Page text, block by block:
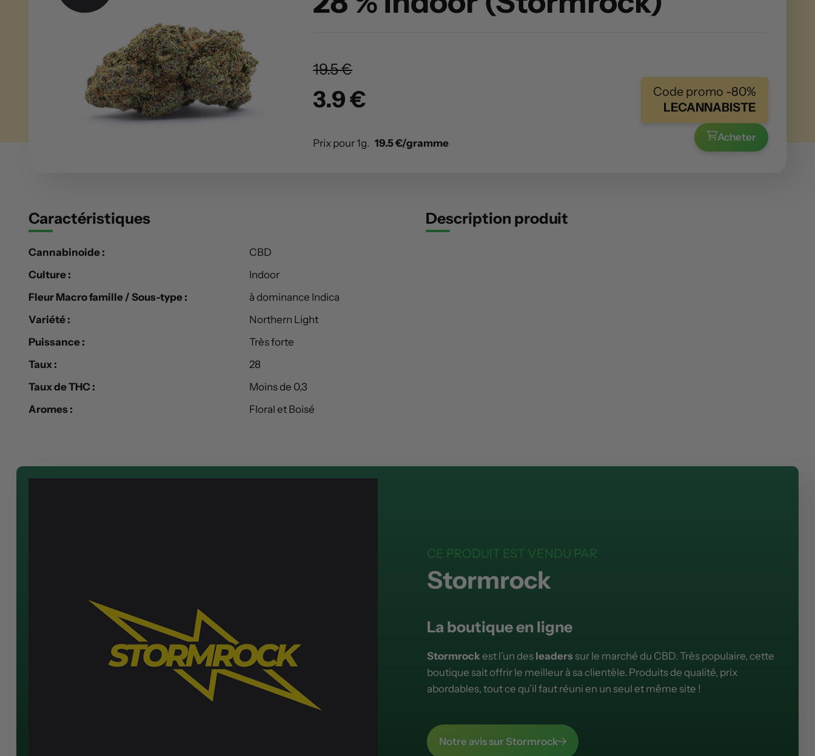
19.5 €
3.9 €
Prix pour 1g.19.5 €/gramme
Code promo -80%
LECANNABISTE
Acheter
Caractéristiques
Cannabinoide :
CBD
Culture :
Indoor
Fleur Macro famille / Sous-type :
à dominance Indica
Variété :
Northern Light
Puissance :
Très forte
Taux :
28
Taux de THC :
Moins de 0,3
Aromes :
Floral et Boisé
Description produit
CE PRODUIT EST VENDU PAR
Stormrock
La boutique en ligne
Stormrock est l’un des leaders sur le marché du CBD. Très populaire, cette
boutique sait offrir le meilleur à sa clientèle. Produits de qualité, prix
abordables, tout ce qu’il faut réuni en un seul et même site !
Notre avis sur Stormrock